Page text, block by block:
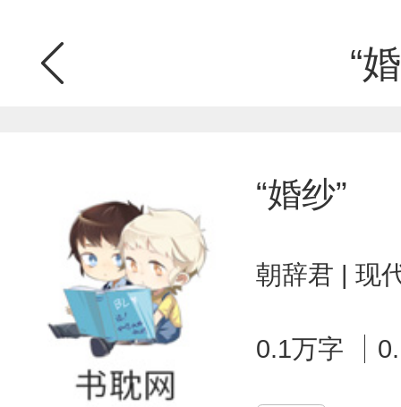
“
“婚纱”
朝辞君 | 现
0.1万字